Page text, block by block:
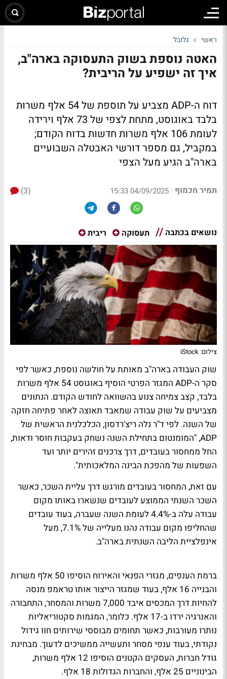
ראשי גלובל
האטה נוספת בשוק התעסוקה בארה"ב,
איך זה ישפיע על הריבית?
דוח ה-ADP מצביע על תוספת של 54 אלף משרות
בלבד באוגוסט, מתחת לצפי של 73 אלף וירידה
לעומת 106 אלף משרות חדשות בדוח הקודם;
במקביל, גם מספר דורשי האבטלה השבועיים
בארה"ב הגיע מעל הצפי
תמיר חכמוף |
04/09/2025 15:33
(3)
נושאים בכתבה תעסוקה ריבית
צילום: iStock
שוק העבודה בארה"ב מאותת על חולשה נוספת, כאשר לפי
סקר ה-ADP המגזר הפרטי הוסיף באוגוסט 54 אלף משרות
בלבד, קצב צמיחה צנוע בהשוואה לחודש הקודם. הנתונים
מצביעים על שוק עבודה שמאבד תאוצה לאחר פתיחה חזקה
של השנה. לפי ד"ר נלה ריצ'רדסון, הכלכלנית הראשית של
ADP, "המומנטום בתחילת השנה נשחק בעקבות חוסר ודאות,
החל ממחסור בעובדים, דרך צרכנים זהירים יותר ועד
השפעות של מהפכת הבינה המלאכותית".
עם זאת, המחסור בעובדים מורגש דרך עליית השכר, כאשר
השכר השנתי הממוצע לעובדים שנשארו באותו מקום
עבודה עלה ב-4.4% לעומת השנה שעברה, בעוד עובדים
שהחליפו מקום עבודה נהנו מעלייה של 7.1%, מעל
אינפלציית הליבה השנתית בארה"ב.
ברמת הענפים, מגזרי הפנאי והאירוח הוסיפו 50 אלף משרות
והבנייה 16 אלף, בעוד שמגזר הייצור אותו טראמפ מנסה
להחיות דרך המכסים איבד 7,000 משרות והמסחר, התחבורה
והאנרגיה ירדו ב-17 אלף. כלומר, המגמות סקטוריאליות
נותרו מעורבות, כאשר תחומים מבוססי שירותים חוו גידול
נקודתי, בעוד ענפי מסחר ותעשייה ממשיכים לדעוך. מבחינת
גודל חברות, העסקים הקטנים הוסיפו 12 אלף משרות,
הבינוניים 25 אלף, והחברות הגדולות 18 אלף.